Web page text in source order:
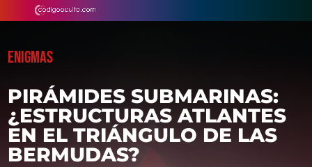
ENIGMAS
PIRÁMIDES SUBMARINAS:
¿ESTRUCTURAS ATLANTES
EN EL TRIÁNGULO DE LAS
BERMUDAS?